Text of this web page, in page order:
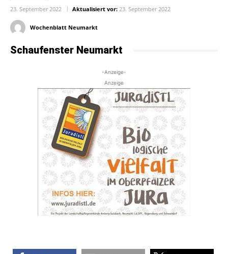
23. September 2022 Aktualisiert vor: 23. September 2022
Wochenblatt Neumarkt
Schaufenster Neumarkt
-Anzeige-
Anzeige